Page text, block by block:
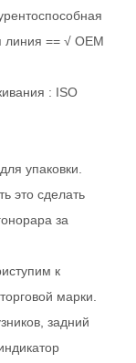
линия == √ OEM
: ISO
упаковки.
это сделать
за
к
марки.
задний